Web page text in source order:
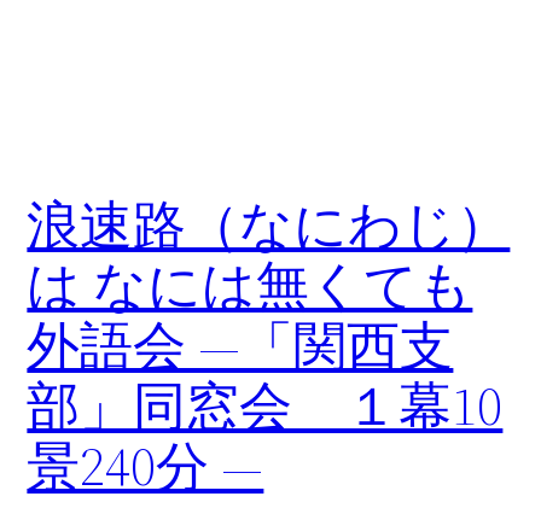
浪速路（なにわじ）
は なには無くても
外語会 —「関西支
部」同窓会 １幕10
景240分 —